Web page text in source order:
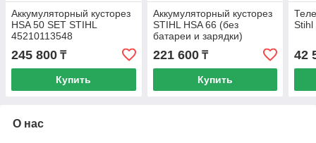
Аккумуляторный кусторез
HSA 50 SET STIHL
45210113548
245 800 ₸
Купить
Аккумуляторный кусторез
STIHL HSA 66 (без
батареи и зарядки)
221 600₸
Купить
Stihl
42
О нас